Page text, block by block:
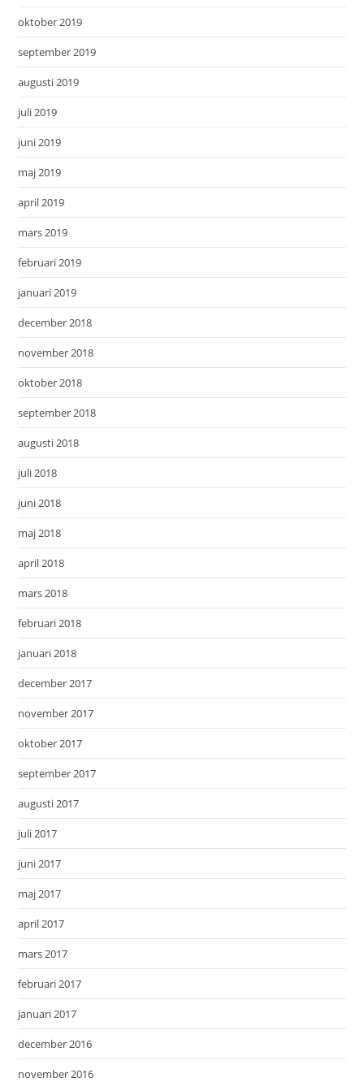
oktober 2019
september 2019
augusti 2019
juli 2019
juni 2019
maj 2019
april 2019
mars 2019
februari 2019
januari 2019
december 2018
november 2018
oktober 2018
september 2018
augusti 2018
juli 2018
juni 2018
maj 2018
april 2018
mars 2018
februari 2018
januari 2018
december 2017
november 2017
oktober 2017
september 2017
augusti 2017
juli 2017
juni 2017
maj 2017
april 2017
mars 2017
februari 2017
januari 2017
december 2016
november 2016